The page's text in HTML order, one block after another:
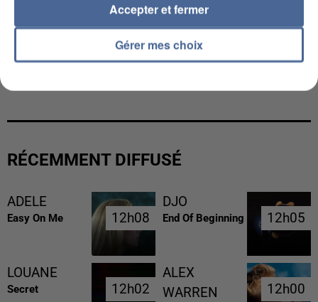
GABRIEL ATTAL ET RAPHAËL GLUCKSMANN
RÉCEMMENT DIFFUSÉ
ADELE
Easy On Me 12h08
12h08
DJO
End Of Beginning 12h05
12h05
LOUANE
Secret 12h02
12h02
ALEX
WARREN
12h00
12h00
Gérer mes choix
Accepter et fermer